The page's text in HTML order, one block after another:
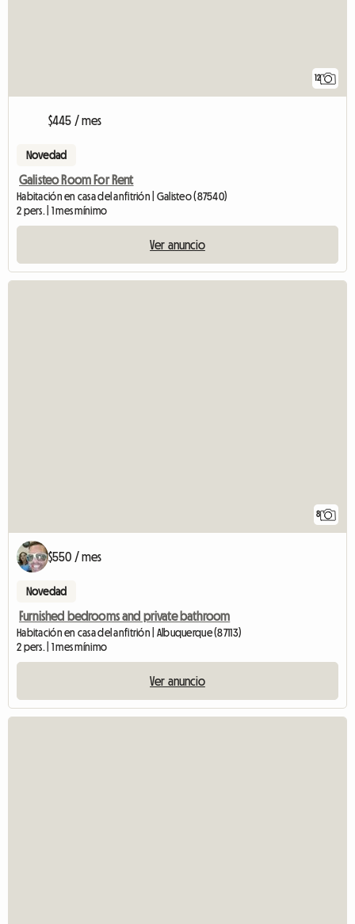
12
$445 / mes
Novedad
Galisteo Room For Rent
Habitación en casa del anfitrión | Galisteo (87540)
2 pers. | 1 mes mínimo
Ver anuncio
8
$550 / mes
Novedad
Furnished bedrooms and private bathroom
Habitación en casa del anfitrión | Albuquerque (87113)
2 pers. | 1 mes mínimo
Ver anuncio